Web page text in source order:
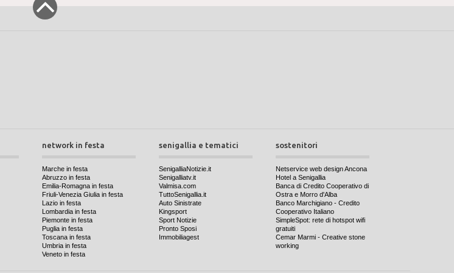
network in festa
Marche in festa
Abruzzo in festa
Emilia-Romagna in festa
Friuli-Venezia Giulia in festa
Lazio in festa
Lombardia in festa
Piemonte in festa
Puglia in festa
Toscana in festa
Umbria in festa
Veneto in festa
senigallia e tematici
SenigalliaNotizie.it
Senigalliatv.it
Valmisa.com
TuttoSenigallia.it
Auto Sinistrate
Kingsport
Sport Notizie
Pronto Sposi
Immobiliagest
sostenitori
Netservice web design Ancona
Hotel a Senigallia
Banca di Credito Cooperativo di
Ostra e Morro d'Alba
Banco Marchigiano - Credito
Cooperativo Italiano
SimpleSpot: rete di hotspot wifi
gratuiti
Cemar Marmi - Creative stone
working